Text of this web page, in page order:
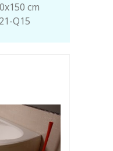
cm
Q15